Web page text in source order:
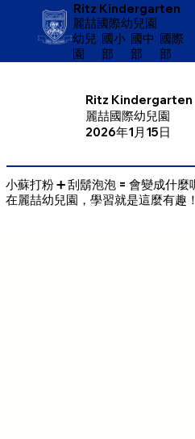
Ritz Kindergarten
麗喆國際幼兒園
幼兒
園
​國小
部
國中
部
國際
部
Ritz Kindergarten
麗喆國際幼兒園
2026年1月15日
小蘇打粉 ➕ 刮鬍泡泡 = 會變成什麼
在麗喆幼兒園，學習就是這麼有趣！